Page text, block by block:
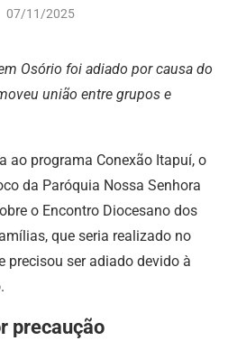
07/11/2025
Osório foi adiado por causa do
união entre grupos e
ao programa Conexão Itapuí, o
da Paróquia Nossa Senhora
o Encontro Diocesano dos
que seria realizado no
precisou ser adiado devido à
precaução